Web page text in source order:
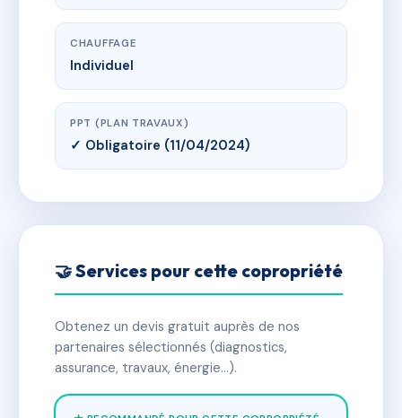
CHAUFFAGE
Individuel
PPT (PLAN TRAVAUX)
✓ Obligatoire (11/04/2024)
🤝 Services pour cette copropriété
Obtenez un devis gratuit auprès de nos
partenaires sélectionnés (diagnostics,
assurance, travaux, énergie…).